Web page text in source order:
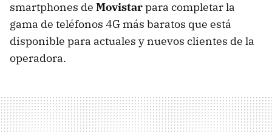
smartphones de Movistarpara completar la
gama de teléfonos 4G más baratos que está
disponible para actuales y nuevos clientes de la
operadora.